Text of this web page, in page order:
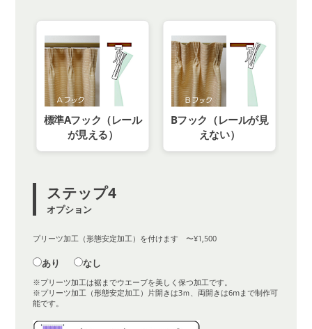
標準Aフック（レール
が見える）
Bフック（レールが見
えない）
ステップ4
オプション
プリーツ加工（形態安定加工）を付けます 〜¥1,500
あり なし
※プリーツ加工は裾までウエーブを美しく保つ加工です。
※プリーツ加工（形態安定加工）片開きは3ｍ、両開きは6mまで制作可
能です。